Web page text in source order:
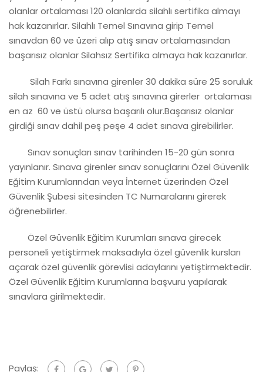
olanlar ortalaması 120 olanlarda silahlı sertifika almayı
hak kazanırlar. Silahlı Temel Sınavına girip Temel
sınavdan 60 ve üzeri alıp atış sınav ortalamasından
başarısız olanlar Silahsız Sertifika almaya hak kazanırlar.
Silah Farkı sınavına girenler 30 dakika süre 25 soruluk
silah sınavına ve 5 adet atış sınavına girerler ortalaması
en az 60 ve üstü olursa başarılı olur.Başarısız olanlar
girdiği sınav dahil peş peşe 4 adet sınava girebilirler.
Sınav sonuçları sınav tarihinden 15-20 gün sonra
yayınlanır. Sınava girenler sınav sonuçlarını Özel Güvenlik
Eğitim Kurumlarından veya İnternet üzerinden Özel
Güvenlik Şubesi sitesinden TC Numaralarını girerek
öğrenebilirler.
Özel Güvenlik Eğitim Kurumları sınava girecek
personeli yetiştirmek maksadıyla özel güvenlik kursları
açarak özel güvenlik görevlisi adaylarını yetiştirmektedir.
Özel Güvenlik Eğitim Kurumlarına başvuru yapılarak
sınavlara girilmektedir.
Paylaş: